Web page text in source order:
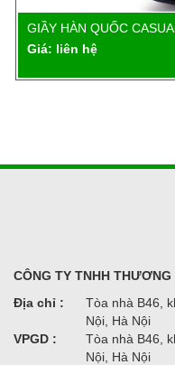
GIẦY HÀN QUỐC
Giá: liên hệ
CÔNG TY TNHH
Địa chỉ :
Tòa nhà B46,
Nội, Hà Nội
VPGD :
Tòa nhà B46,
Nội, Hà Nội